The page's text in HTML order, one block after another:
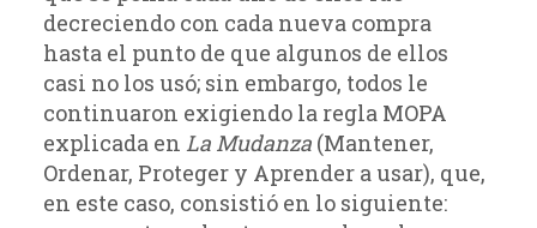
decreciendo con cada nueva compra
hasta el punto de que algunos de ellos
casi no los usó; sin embargo, todos le
continuaron exigiendo la regla MOPA
explicada en La Mudanza (Mantener,
Ordenar, Proteger y Aprender a usar), que,
en este caso, consistió en lo siguiente: